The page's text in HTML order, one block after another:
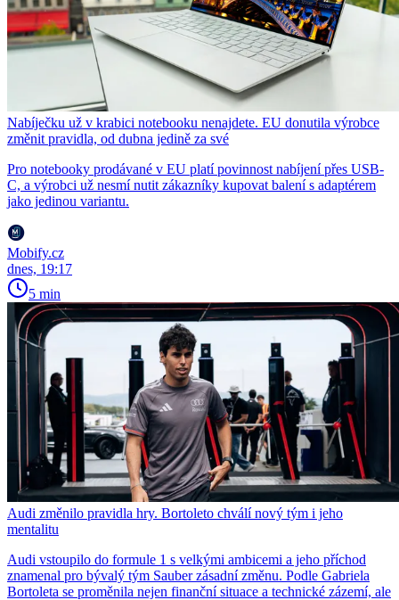
Nabíječku už v krabici notebooku nenajdete. EU donutila výrobce
změnit pravidla, od dubna jedině za své
Pro notebooky prodávané v EU platí povinnost nabíjení přes USB-
C, a výrobci už nesmí nutit zákazníky kupovat balení s adaptérem
jako jedinou variantu.
Mobify.cz
dnes, 19:17
5 min
Audi změnilo pravidla hry. Bortoleto chválí nový tým i jeho
mentalitu
Audi vstoupilo do formule 1 s velkými ambicemi a jeho příchod
znamenal pro bývalý tým Sauber zásadní změnu. Podle Gabriela
Bortoleta se proměnila nejen finanční situace a technické zázemí, ale